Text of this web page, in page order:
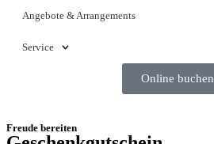
Angebote & Arrangements
Service
Online buchen
Freude bereiten